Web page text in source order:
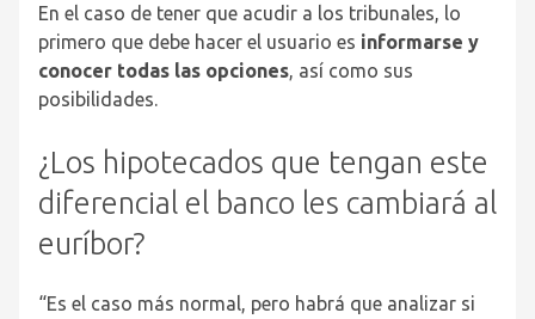
En el caso de tener que acudir a los tribunales, lo
primero que debe hacer el usuario es informarse y
conocer todas las opciones, así como sus
posibilidades.
¿Los hipotecados que tengan este
diferencial el banco les cambiará al
euríbor?
“Es el caso más normal, pero habrá que analizar si